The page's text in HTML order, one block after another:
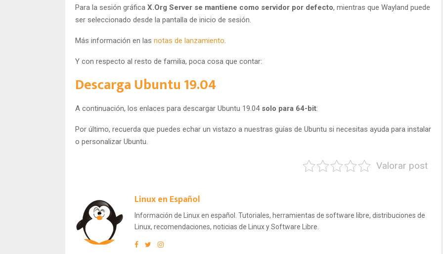
Para la sesión gráfica X.Org Server se mantiene como servidor por defecto, mientras que Wayland puede
ser seleccionado desde la pantalla de inicio de sesión.
Más información en las notas de lanzamiento
Y con respecto al resto de familia, poca cosa que contar:
Descarga Ubuntu 19.04
A continuación, los enlaces para descargar Ubuntu 19.04 solo para 64-bit:
Por último, recuerda que puedes echar un vistazo a nuestras guías de Ubuntu si necesitas ayuda para instalar
o personalizar Ubuntu.
Valorar post
Linux en Español
Información de Linux en español. Tutoriales, herramientas de software libre, distribuciones de
Linux, recomendaciones, noticias de Linux y Software Libre.